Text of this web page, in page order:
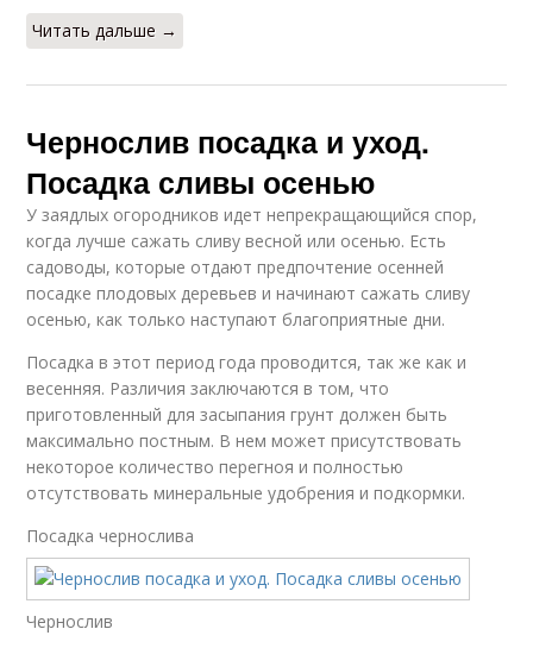
Читать дальше →
Чернослив посадка и уход.
Посадка сливы осенью
У заядлых огородников идет непрекращающийся спор,
когда лучше сажать сливу весной или осенью. Есть
садоводы, которые отдают предпочтение осенней
посадке плодовых деревьев и начинают сажать сливу
осенью, как только наступают благоприятные дни.
Посадка в этот период года проводится, так же как и
весенняя. Различия заключаются в том, что
приготовленный для засыпания грунт должен быть
максимально постным. В нем может присутствовать
некоторое количество перегноя и полностью
отсутствовать минеральные удобрения и подкормки.
Посадка чернослива
Чернослив